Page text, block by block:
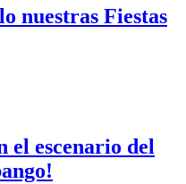
nuestras Fiestas
el escenario del